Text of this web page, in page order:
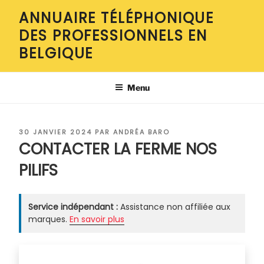
contenu
principal
ANNUAIRE TÉLÉPHONIQUE
DES PROFESSIONNELS EN
BELGIQUE
Menu
PUBLIÉ
LE
30 JANVIER 2024 PAR ANDRÉA BARO
CONTACTER LA FERME NOS
PILIFS
Service indépendant : Assistance non affiliée aux
marques. En savoir plus